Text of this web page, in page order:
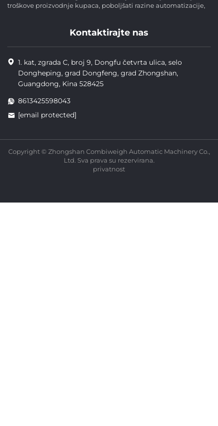
troškove proizvodnje kupaca, poboljšati razine automatizacije,
Kontaktirajte nas
1. kat, zgrada C, broj 9, Dongfu četvrta ulica, selo
Dongheping, grad Dongfeng, grad Zhongshan,
Guangdong, Kina 528425
8613425598043
[email protected]
Copyright © Zhongshan Combiweigh Automatic Machinery Co.,
Ltd. Sva prava su rezervirana.
privatnost